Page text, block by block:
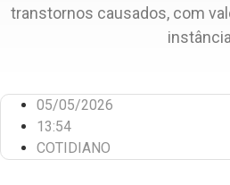
transtornos causados, com
05/05/2026
13:54
COTIDIANO